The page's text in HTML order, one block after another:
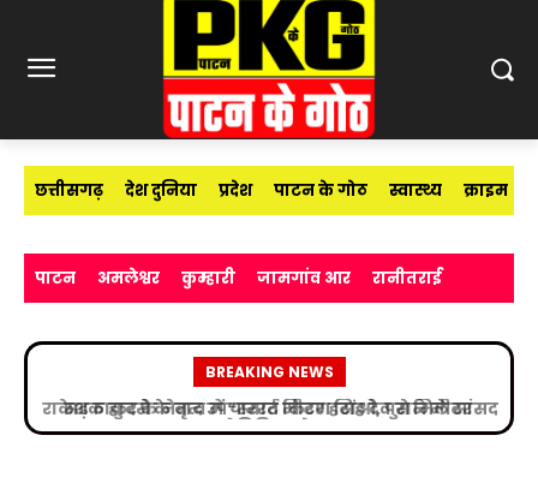
छत्तीसगढ़ देश दुनिया प्रदेश पाटन के गोठ स्वास्थ्य क्राइम
पाटन अमलेश्वर कुम्हारी जामगांव आर रानीतराई
BREAKING NEWS
सड़क हादसे के बाद उपचाररत किरण सिंह देव से मिले सांसद
विजय बघेल